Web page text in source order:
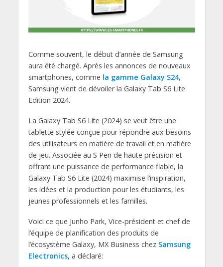
Comme souvent, le début d’année de Samsung
aura été chargé. Après les annonces de nouveaux
smartphones, comme la gamme Galaxy S24,
Samsung vient de dévoiler la Galaxy Tab S6 Lite
Edition 2024.
La Galaxy Tab S6 Lite (2024) se veut être une
tablette stylée conçue pour répondre aux besoins
des utilisateurs en matière de travail et en matière
de jeu. Associée au S Pen de haute précision et
offrant une puissance de performance fiable, la
Galaxy Tab S6 Lite (2024) maximise l’inspiration,
les idées et la production pour les étudiants, les
jeunes professionnels et les familles.
Voici ce que Junho Park, Vice-président et chef de
l’équipe de planification des produits de
l’écosystème Galaxy, MX Business chez Samsung
Electronics, a déclaré: